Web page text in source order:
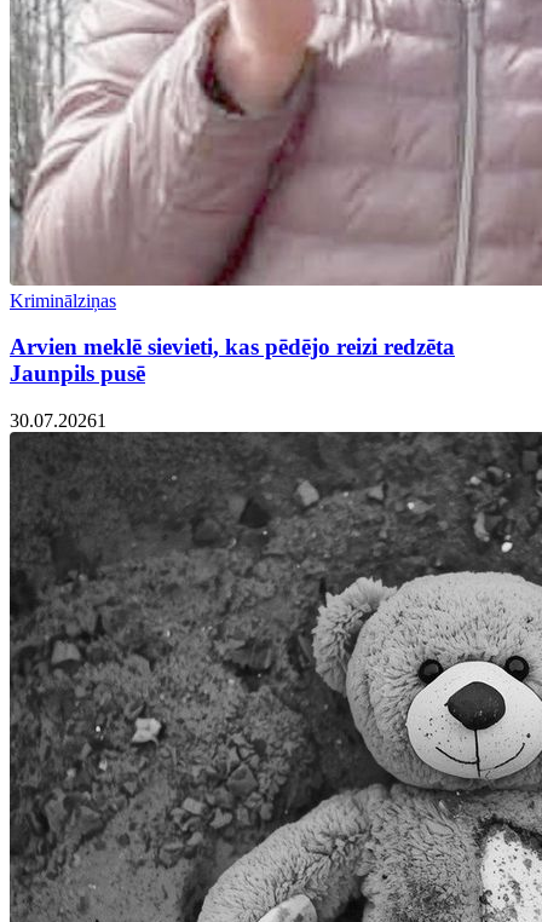
Kriminālziņas
Arvien meklē sievieti, kas pēdējo reizi redzēta
Jaunpils pusē
30.07.20261